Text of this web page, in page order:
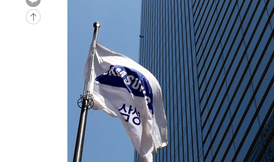
실천"
-19633초 전 >
이란, "오만과 '중앙 단일 루트' 합의…북쪽 인바운드·남쪽 아웃바
운드는 임시"
"낮 기온 소폭 하락"…수도권 폭염중대경보, 폭염경보로 하향
[속보]이 대통령, '호우피해' 안동·의성 관할 4개 면 특별재난지역
[단독]중수청 지원 검사들, 정원 초과 시 낮은 계급 임용…희망지 못
낮 최고 37도 찜통더위…곳곳 소나기·강원 많은 비[내일날씨]
SK하이닉스, 용인·청주 팹에 54조 투자…"AI 메모리 수요 선제 대
여자배구 이재영·이다영 자매, 아제르바이잔 투란VC 입단
외국인 심판 성 접대 7경기 들여다보니…한국 축구 '5승 2무'
[속보]코스닥, 2.86포인트(0.36%) 내린 798.81마감
[속보]코스피, 6200선 약보합…0.60% 내린 6258.77에 마쳐
[속보]원·달러 환율, 7.7원 내린 1416.1원 마감